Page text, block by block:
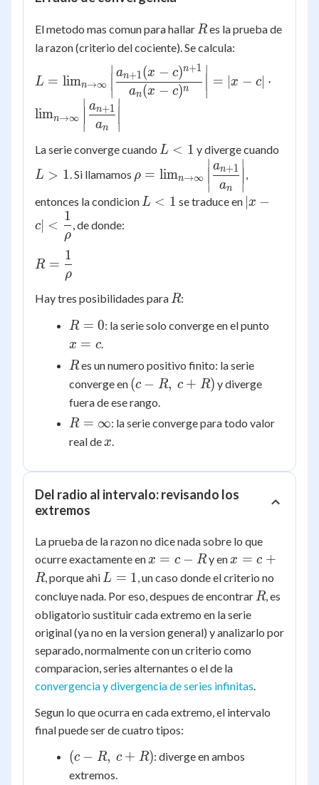
El metodo mas comun para hallar R
Res la prueba de
la razon (criterio del cociente). Se calcula:
L =
\lim_{n\to\infty}
\left|
\dfrac{a_{n+1}
{a_n (x-c)^n}
\right| = |x - c|
\lim_{n\to\infty}
\left|
\dfrac{a_{n+1}}
{a_n} \right|
L = limn→∞
∣
∣
an(x − c)n
an+1(x − c)n+1
∣
∣
= ∣x − c∣ ⋅
limn→∞
∣
∣
an
an+1
∣
∣
La serie converge cuando L
1
L < 1 y diverge cuando
L > 1. Si llamamos
\rho =
\lim_{n\to\infty}
\left|
ρ = limn→∞
∣
∣
an
an+1
∣
∣
,
entonces la condicion L
L < 1 se traduce en |x-c| <
x −
c <
ρ
1
, de donde:
R =
\dfrac{1}
R =
ρ
1
Hay tres posibilidades para R
R:
R
=
0
R = 0: la serie solo converge en el punto
x = c.
R
Res un numero positivo finito: la serie
converge en (c-
R,\
(c − R, c + R) y diverge
fuera de ese rango.
R =
\infty
R = ∞: la serie converge para todo valor
real de x
x.
Del radio al intervalo: revisando los
extremos
La prueba de la razon no dice nada sobre lo que
ocurre exactamente en x
=
R
x = c − Ry enx
=
c
R
x = c +
R, porque ahi L
=
1
L = 1, un caso donde el criterio no
concluye nada. Por eso, despues de encontrar R
R, es
obligatorio sustituir cada extremo en la serie
original (ya no en la version general) y analizarlo por
separado, normalmente con un criterio como
comparacion, series alternantes o el de la
convergencia y divergencia de series infinitas.
Segun lo que ocurra en cada extremo, el intervalo
final puede ser de cuatro tipos:
(c-
R,\
(c − R, c + R): diverge en ambos
extremos.